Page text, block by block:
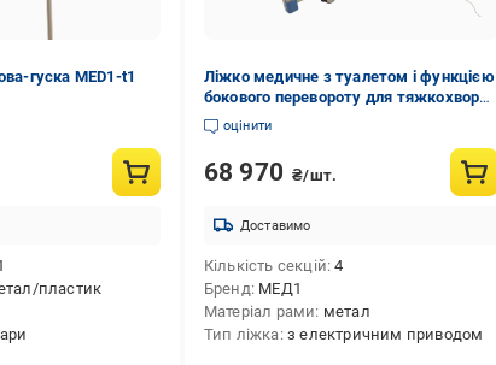
гуска MED1-t1
пластик
Ліжко медичне з туалетом і функцією
бокового перевороту для тяжкохворих
(MED1-H01-120)
оцінити
68 970 ₴/шт.
Доставимо
Кількість секцій 4
Бренд МЕД1
Матеріал рами метал
Тип ліжка з електричним приводом